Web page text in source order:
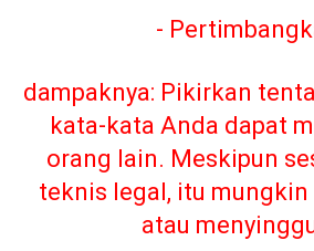
-
dampaknya: Pikirkan
kata-kata Anda dapat
orang lain. Meskipun
teknis legal, itu
atau